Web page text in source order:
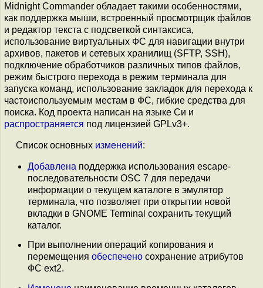
Midnight Commander обладает такими особенностями,
как поддержка мыши, встроенный просмотрщик файлов
и редактор текста с подсветкой синтаксиса,
использование виртуальных ФС для навигации внутри
архивов, пакетов и сетевых хранилищ (SFTP, SSH),
подключение обработчиков различных типов файлов,
режим быстрого перехода в режим терминала для
запуска команд, использование закладок для перехода к
частоиспользуемым местам в ФС, гибкие средства для
поиска. Код проекта написан на языке Си и
распространяется под лицензией GPLv3+.
Список основных изменений:
Добавлена поддержка использования escape-
последовательности OSC 7 для передачи
информации о текущем каталоге в эмулятор
терминала, что позволяет при открытии новой
вкладки в GNOME Terminal сохранить текущий
каталог.
При выполнении операций копирования и
перемещения обеспечено сохранение атрибутов
ФС ext2.